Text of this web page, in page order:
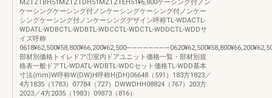
MZTZTBH51MZTZTDH51MZTZTEH51¥6,800ケーシング付ノン
ケーシングケーシング付ノンケーシングケーシング付ノンケー
シングケーシング付ノンケーシングデザイン呼称TL-WDACTL-
WDATL-WDBCTL-WDBTL-WDCCTL-WDCTL-WDDCTL-WDDサ
イズ呼称
部材別価格トイレドア①室内ドアユニット価格一覧・部材別規
格表一般ドアTL-WDATL-WDBTL-WDCセット価格TL-WDD基本
寸法(mm)W呼称W(DW)H呼称H(DH)06648（591）183方1823／
4方1835（1783）07784（727）DWWDHH08824（767）203方
2023／4方2035（1983）09873（816）